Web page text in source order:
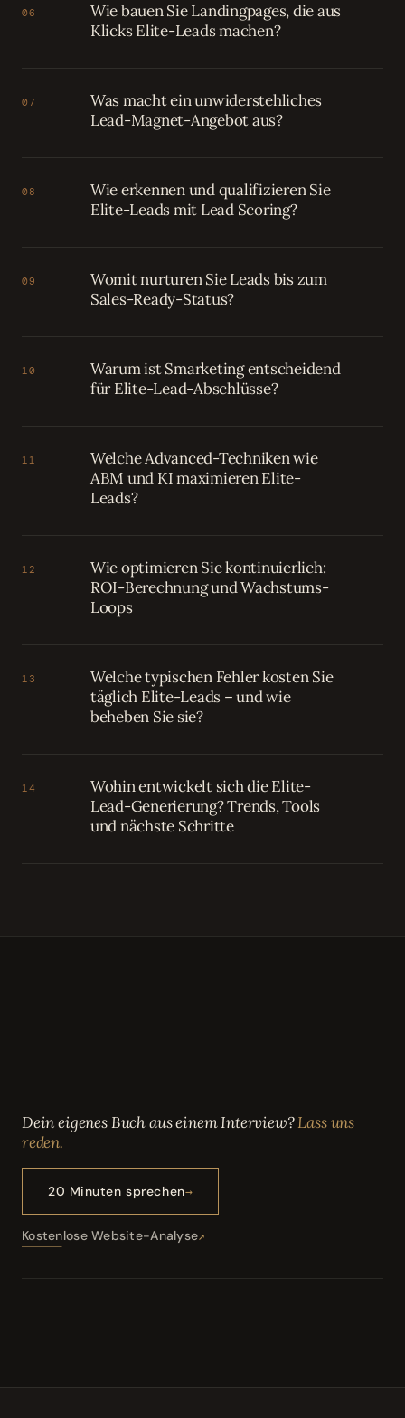
06
Wie bauen Sie Landingpages, die aus
Klicks Elite-Leads machen?
07
Was macht ein unwiderstehliches
Lead-Magnet-Angebot aus?
08
Wie erkennen und qualifizieren Sie
Elite-Leads mit Lead Scoring?
09
Womit nurturen Sie Leads bis zum
Sales-Ready-Status?
10
Warum ist Smarketing entscheidend
für Elite-Lead-Abschlüsse?
11
Welche Advanced-Techniken wie
ABM und KI maximieren Elite-
Leads?
12
Wie optimieren Sie kontinuierlich:
ROI-Berechnung und Wachstums-
Loops
13
Welche typischen Fehler kosten Sie
täglich Elite-Leads – und wie
beheben Sie sie?
14
Wohin entwickelt sich die Elite-
Lead-Generierung? Trends, Tools
und nächste Schritte
Dein eigenes Buch aus einem Interview?Lass uns
reden.
20 Minuten sprechen
Kostenlose Website-Analyse